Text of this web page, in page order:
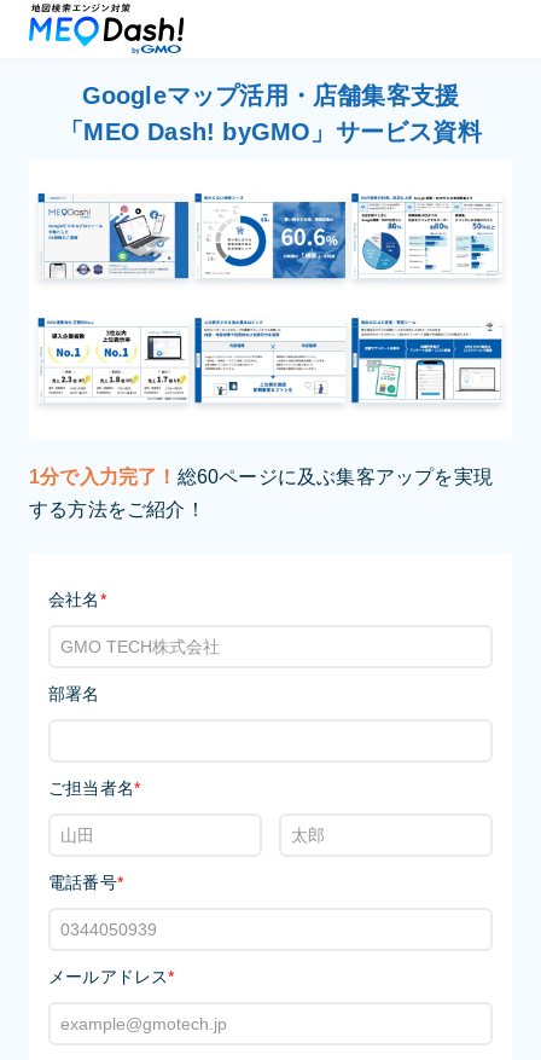
Googleマップ活用・店舗集客支援
「MEO Dash! byGMO」サービス資料
1分で入力完了！ 総60ページに及ぶ集客アップを実現
する方法をご紹介！
会社名*
部署名
ご担当者名*
電話番号*
メールアドレス*